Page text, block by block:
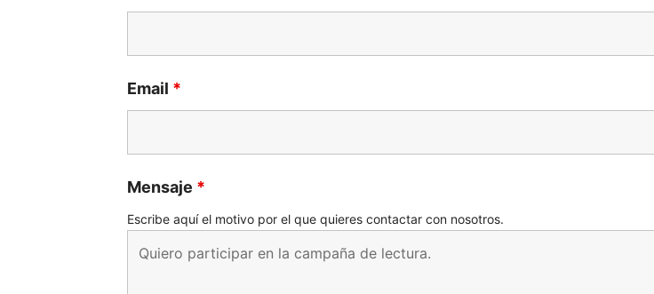
Email *
Mensaje *
Escribe aquí el motivo por el que quieres contactar con nosotros.